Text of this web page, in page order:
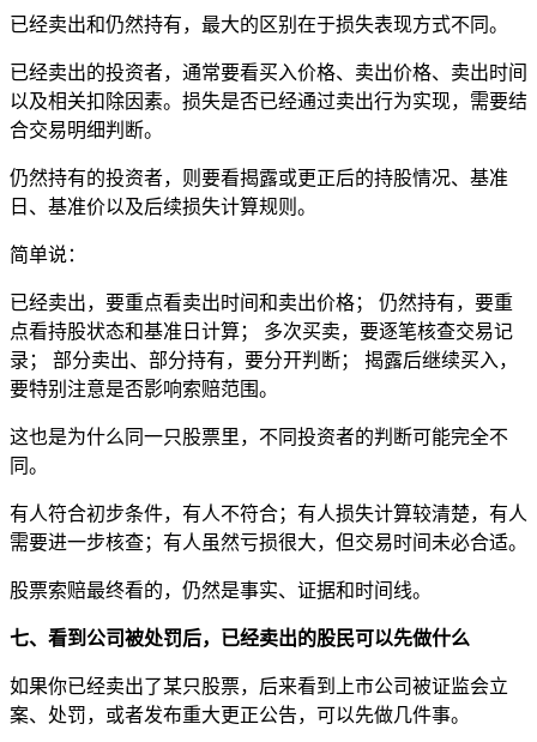
已经卖出和仍然持有，最大的区别在于损失表现方式不同。
已经卖出的投资者，通常要看买入价格、卖出价格、卖出时间
以及相关扣除因素。损失是否已经通过卖出行为实现，需要结
合交易明细判断。
仍然持有的投资者，则要看揭露或更正后的持股情况、基准
日、基准价以及后续损失计算规则。
简单说：
已经卖出，要重点看卖出时间和卖出价格； 仍然持有，要重
点看持股状态和基准日计算； 多次买卖，要逐笔核查交易记
录； 部分卖出、部分持有，要分开判断； 揭露后继续买入，
要特别注意是否影响索赔范围。
这也是为什么同一只股票里，不同投资者的判断可能完全不
同。
有人符合初步条件，有人不符合；有人损失计算较清楚，有人
需要进一步核查；有人虽然亏损很大，但交易时间未必合适。
股票索赔最终看的，仍然是事实、证据和时间线。
七、看到公司被处罚后，已经卖出的股民可以先做什么
如果你已经卖出了某只股票，后来看到上市公司被证监会立
案、处罚，或者发布重大更正公告，可以先做几件事。